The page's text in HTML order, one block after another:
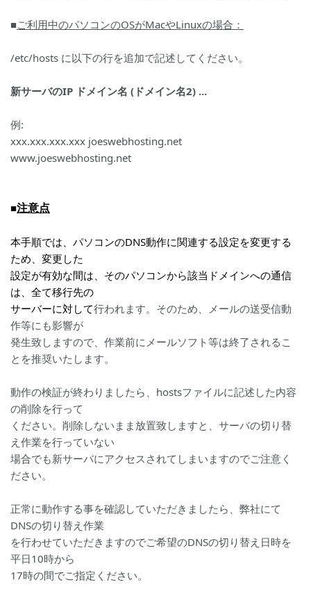
■ご利用中のパソコンのOSがMacやLinuxの場合：
/etc/hosts に以下の行を追加で記述してください。
新サーバのIP ドメイン名 (ドメイン名2) ...
例:
xxx.xxx.xxx.xxx joeswebhosting.net
www.joeswebhosting.net
■注意点
本手順では、パソコンのDNS動作に関連する設定を変更する
ため、変更した
設定が有効な間は、そのパソコンから該当ドメインへの通信
は、全て移行先の
サーバーに対して行われます。そのため、メールの送受信動
作等にも影響が
発生致しますので、作業前にメールソフト等は終了されるこ
とを推奨いたします。
動作の検証が終わりましたら、hostsファイルに記述した内容
の削除を行って
ください。削除しないまま放置致しますと、サーバの切り替
え作業を行っていない
場合でも新サーバにアクセスされてしまいますのでご注意く
ださい。
正常に動作する事を確認していただきましたら、弊社にて
DNSの切り替え作業
を行わせていただきますのでご希望のDNSの切り替え日時を
平日10時から
17時の間でご指定ください。